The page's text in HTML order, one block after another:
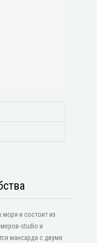
моря и состоит из
studio и
мансарда с двумя